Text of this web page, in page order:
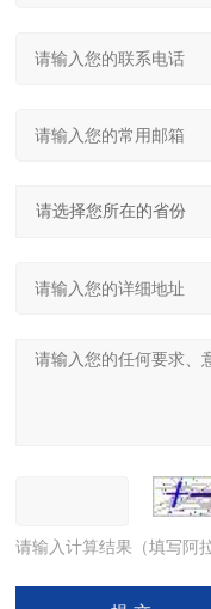
请输入计算结果（填写阿